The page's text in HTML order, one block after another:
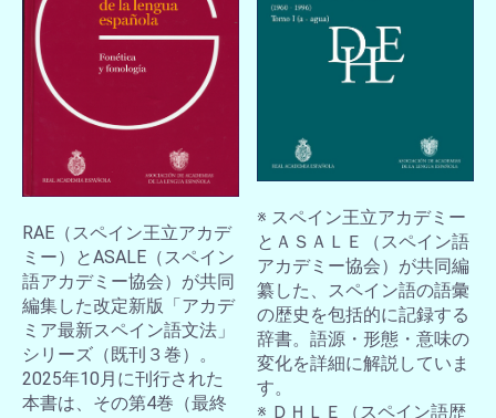
RAE（スペイン王立アカデ
ミー）とASALE（スペイン
語アカデミー協会）が共同
編集した改定新版「アカデ
ミア最新スペイン語文法」
シリーズ（既刊３巻）。
2025年10月に刊行された
本書は、その第4巻（最終
※ スペイン王立アカデミー
とＡＳＡＬＥ（スペイン語
アカデミー協会）が共同編
纂した、スペイン語の語彙
の歴史を包括的に記録する
辞書。語源・形態・意味の
変化を詳細に解説していま
す。
※ ＤＨＬＥ（スペイン語歴